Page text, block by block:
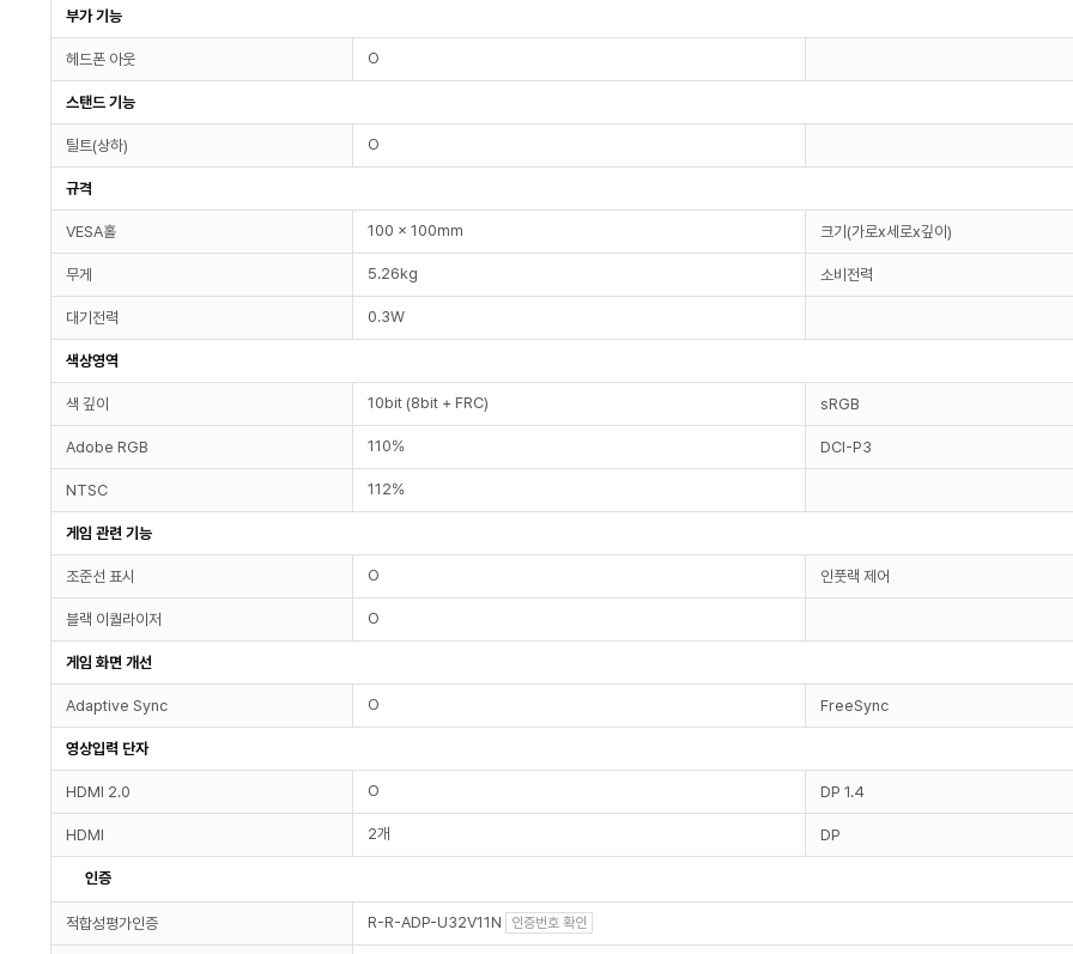
부가 기능
헤드폰 아웃 O
스탠드 기능
틸트(상하) O
규격
VESA홀 100 x 100mm 크기(가로x세로x깊이)
무게 5.26kg 소비전력
대기전력 0.3W
색상영역
색 깊이 10bit (8bit + FRC) sRGB
Adobe RGB 110% DCI-P3
NTSC 112%
게임 관련 기능
조준선 표시 O 인풋랙 제어
블랙 이퀄라이저 O
게임 화면 개선
Adaptive Sync O FreeSync
영상입력 단자
HDMI 2.0 O DP 1.4
HDMI 2개 DP
인증
적합성평가인증 R-R-ADP-U32V11N 인증번호 확인